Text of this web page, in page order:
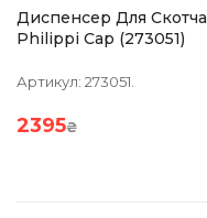
Диспенсер Для Скотча
Philippi Cap (273051)
Артикул: 273051.
2395₴